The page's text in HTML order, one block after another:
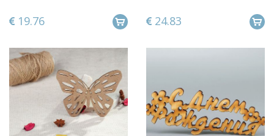
19.76 24.83